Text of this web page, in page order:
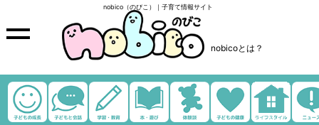
nobico（のびこ）｜子育て情報サイト
nobicoとは？